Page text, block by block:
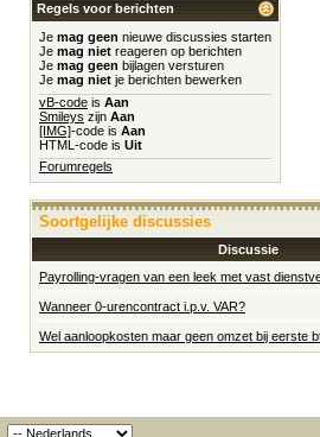
Regels voor berichten
Je mag geen nieuwe discussies starten
Je mag niet reageren op berichten
Je mag geen bijlagen versturen
Je mag niet je berichten bewerken
vB-code is Aan
Smileys zijn Aan
[IMG]-code is Aan
HTML-code is Uit
Forumregels
Soortgelijke discussies
Discussie
Payrolling-vragen van een leek met vast
Wanneer 0-urencontract i.p.v. VAR?
Wel aanloopkosten maar geen omzet bij eerste